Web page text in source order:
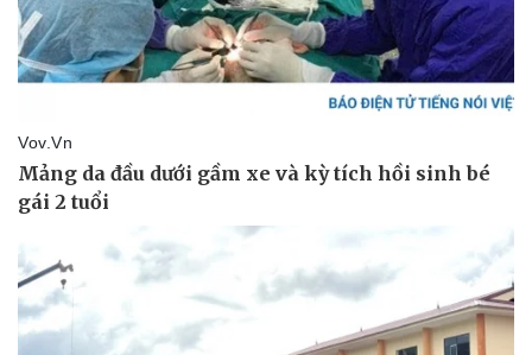
Làm đẹp - giảm cân
Phòng mạch online
Ăn sạch sống khỏe